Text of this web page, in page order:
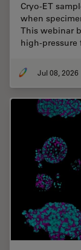
Cryo-ET
when
This webinar
high-
Jul 08, 2026